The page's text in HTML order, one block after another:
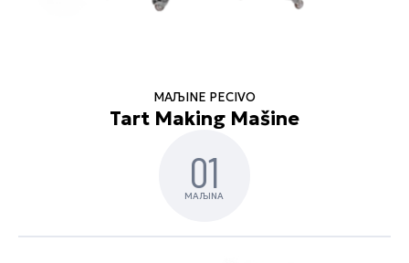
MAЉINE PECIVO
Tart Making Mašine
01
MAЉINA